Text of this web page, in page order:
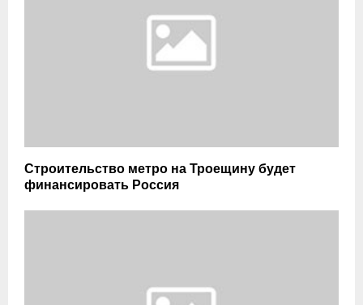
Строительство метро на Троещину будет
финансировать Россия